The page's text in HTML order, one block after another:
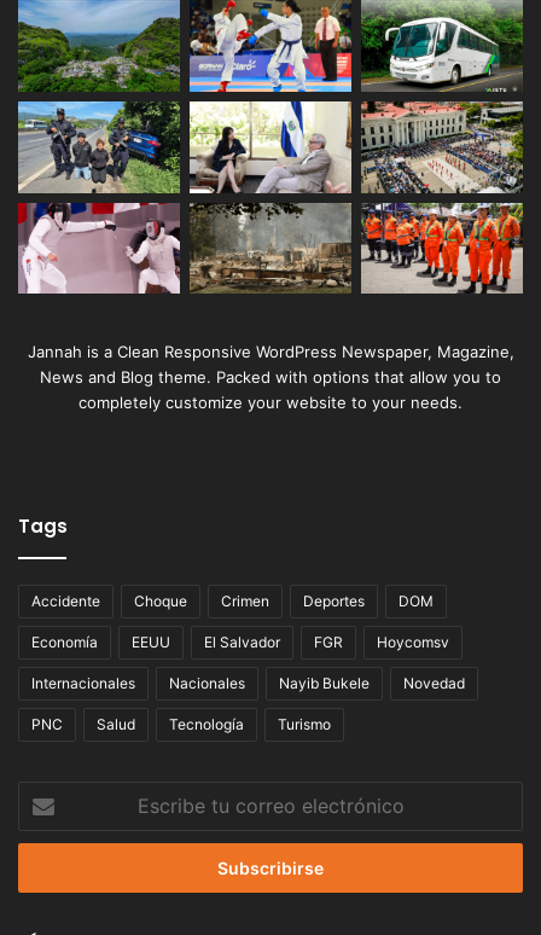
Jannah is a Clean Responsive WordPress Newspaper, Magazine,
News and Blog theme. Packed with options that allow you to
completely customize your website to your needs.
Tags
Accidente Choque Crimen Deportes DOM
Economía EEUU El Salvador FGR Hoycomsv
Internacionales Nacionales Nayib Bukele Novedad
PNC Salud Tecnología Turismo
correo